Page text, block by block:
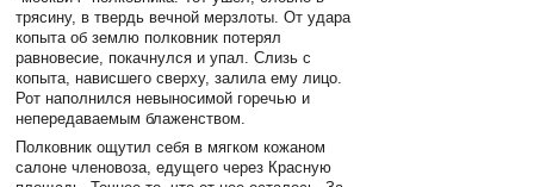
трясину, в твердь вечной мерзлоты. От удара
копыта об землю полковник потерял
равновесие, покачнулся и упал. Слизь с
копыта, нависшего сверху, залила ему лицо.
Рот наполнился невыносимой горечью и
непередаваемым блаженством.
Полковник ощутил себя в мягком кожаном
салоне членовоза, едущего через Красную